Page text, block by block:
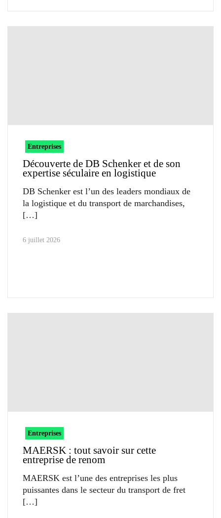
Entreprises
Découverte de DB Schenker et de son
expertise séculaire en logistique
DB Schenker est l’un des leaders mondiaux de
la logistique et du transport de marchandises,
6 juillet 2026
Entreprises
MAERSK : tout savoir sur cette
entreprise de renom
MAERSK est l’une des entreprises les plus
puissantes dans le secteur du transport de fret